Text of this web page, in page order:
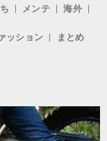
メンテ
海外
ッション まとめ